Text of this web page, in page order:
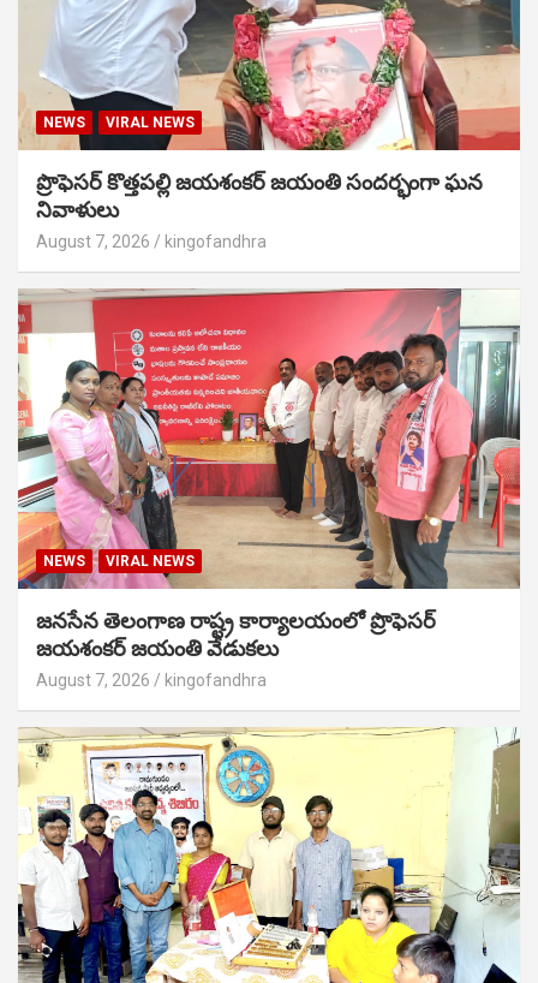
NEWS VIRAL NEWS
ప్రొఫెసర్ కొత్తపల్లి జయశంకర్ జయంతి సందర్భంగా ఘన
నివాళులు
August 7, 2026 kingofandhra
NEWS VIRAL NEWS
జనసేన తెలంగాణ రాష్ట్ర కార్యాలయంలో ప్రొఫెసర్
జయశంకర్ జయంతి వేడుకలు
August 7, 2026 kingofandhra